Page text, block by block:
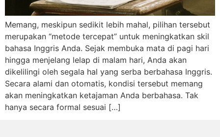
Memang, meskipun sedikit lebih mahal, pilihan tersebut
merupakan “metode tercepat” untuk meningkatkan skil
bahasa Inggris Anda. Sejak membuka mata di pagi hari
hingga menjelang lelap di malam hari, Anda akan
dikelilingi oleh segala hal yang serba berbahasa Inggris.
Secara alami dan otomatis, kondisi tersebut memang
akan meningkatkan ketajaman Anda berbahasa. Tak
hanya secara formal sesuai […]